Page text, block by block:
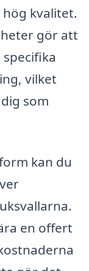
kvalitet.
gör att
vilket
som
kan du
en offert